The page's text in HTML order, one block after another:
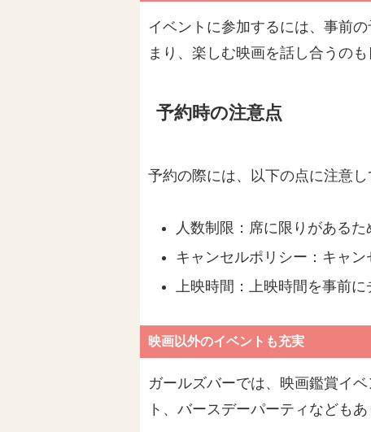
イベントに参加するには、事前
まり、楽しむ映画を話し合うの
予約時の注意点
予約の際には、以下の点に注意し
人数制限：席に限りがある
キャンセルポリシー：キャン
上映時間：上映時間を事前
映画以外のイベントも充実
ガールズバーでは、映画鑑賞イ
ト、バースデーパーティなども